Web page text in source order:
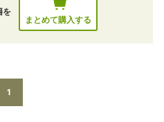
を
まとめて購入する
1